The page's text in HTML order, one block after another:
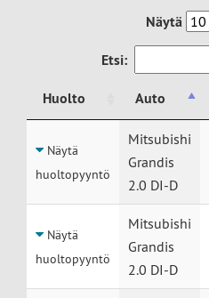
Näytä
Etsi:
Huolto Auto
Auto
Näytä
huoltopyyntö
Mitsubishi
Grandis
2.0 DI-D
Näytä
huoltopyyntö
Mitsubishi
Grandis
2.0 DI-D